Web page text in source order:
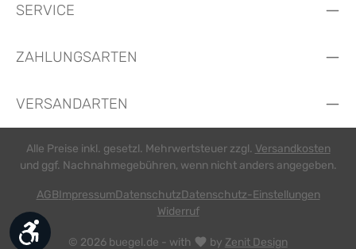
SERVICE
ZAHLUNGSARTEN
VERSANDARTEN
Alle Preise inkl. gesetzl. Mehrwertsteuer zzgl. Versandkosten
und ggf. Nachnahmegebühren, wenn nicht anders angegeben.
© 2026 buegel.de - with by Zenit Design
AGBImpressumDatenschutzDatenschutz-Einstellungen
Widerruf
Werkzeugleiste anzeigen